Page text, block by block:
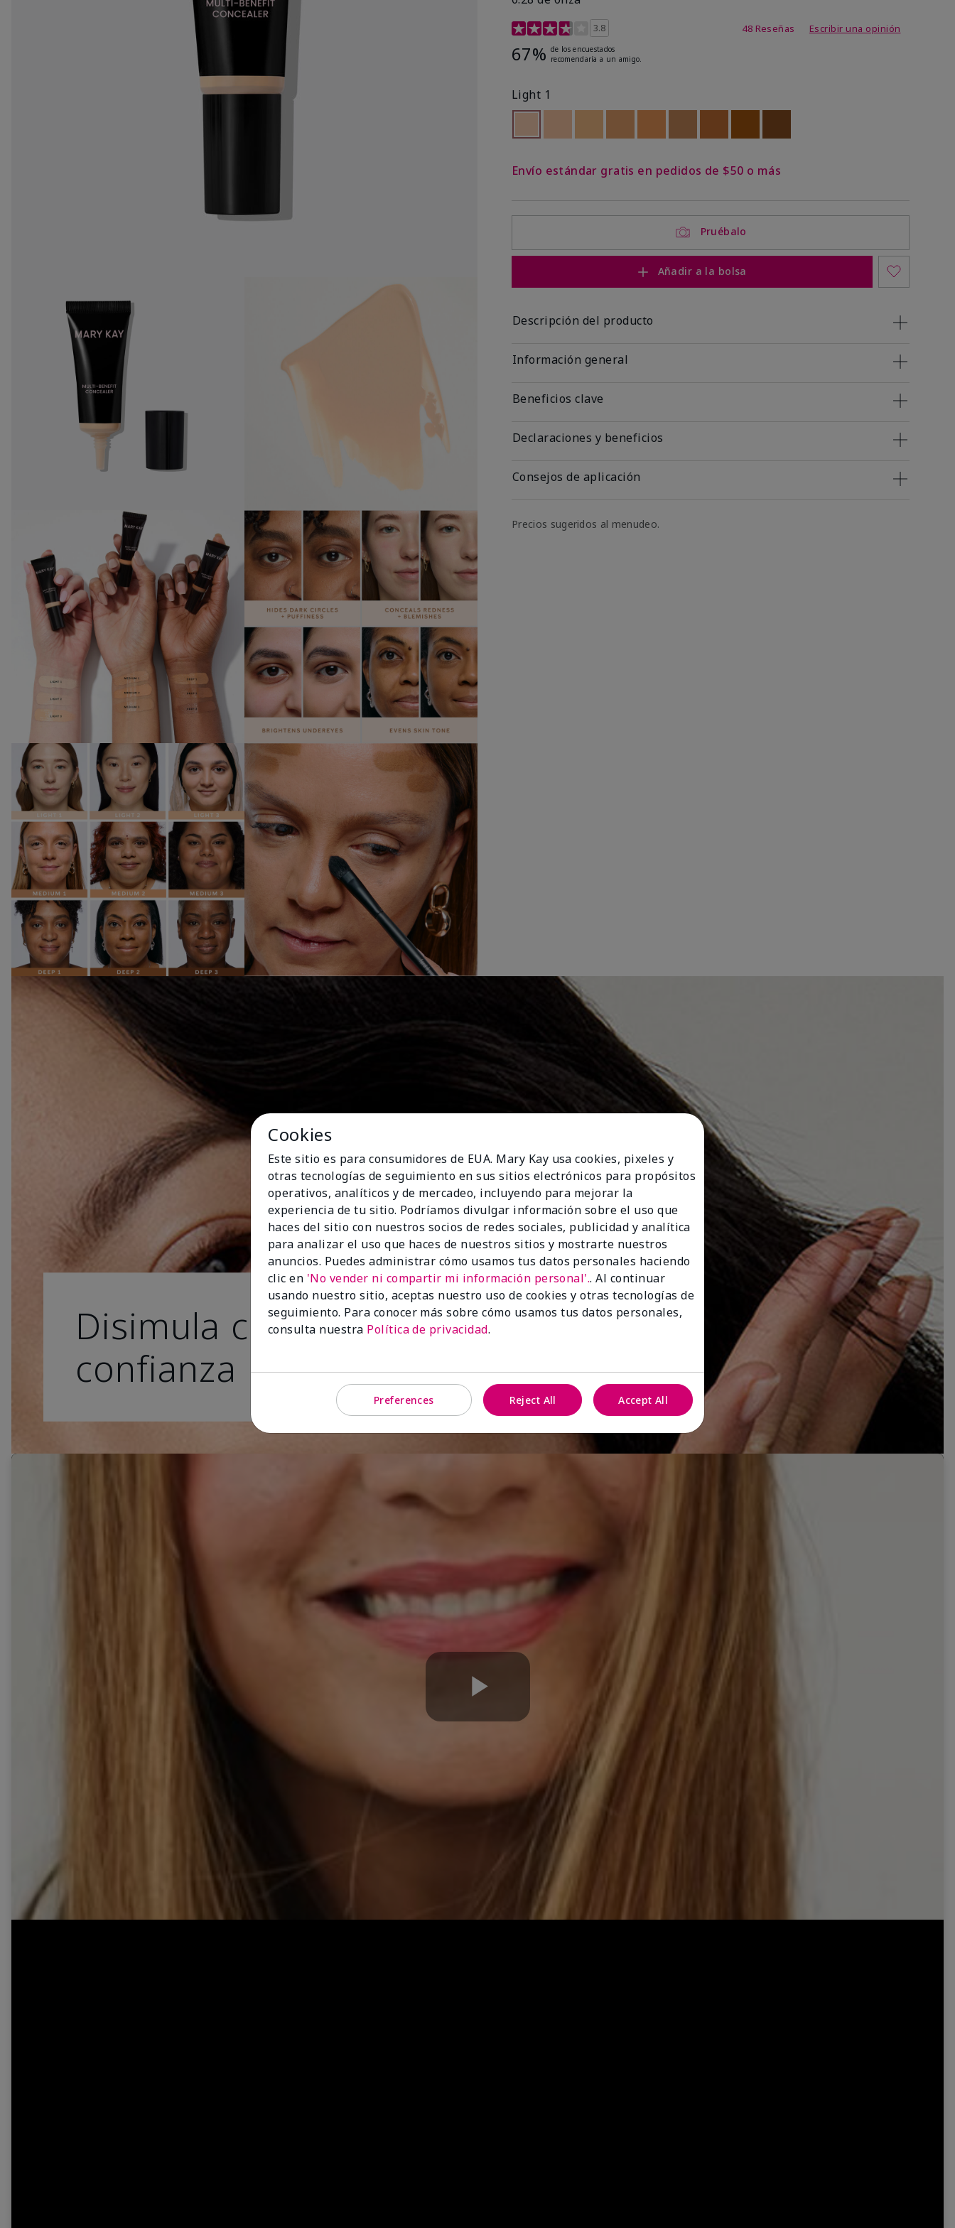
Calificación de clientes de 5 de 5
3.8 48 Reseñas Escribir una opinión
67% de los encuestados
recomendaría a un amigo.
Light 1
Envío estándar gratis en pedidos de $50 o más
Pruébalo
Añadir a la bolsa
Descripción del producto
Información general
Beneficios clave
Declaraciones y beneficios
Consejos de aplicación
Precios sugeridos al menudeo.
Disimula con
confianza
Play
Video
Cookies
Este sitio es para consumidores de EUA. Mary Kay usa cookies, pixeles y
otras tecnologías de seguimiento en sus sitios electrónicos para propósitos
operativos, analíticos y de mercadeo, incluyendo para mejorar la
experiencia de tu sitio. Podríamos divulgar información sobre el uso que
haces del sitio con nuestros socios de redes sociales, publicidad y analítica
para analizar el uso que haces de nuestros sitios y mostrarte nuestros
anuncios. Puedes administrar cómo usamos tus datos personales haciendo
clic en 'No vender ni compartir mi información personal'.. Al continuar
usando nuestro sitio, aceptas nuestro uso de cookies y otras tecnologías de
seguimiento. Para conocer más sobre cómo usamos tus datos personales,
consulta nuestra Política de privacidad.
Preferences Reject All Accept All